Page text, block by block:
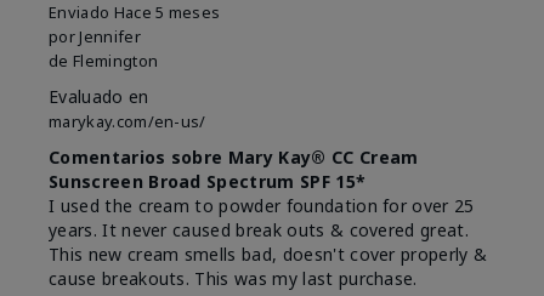
Enviado Hace 5 meses
por Jennifer
de Flemington
Evaluado en
marykay.com/en-us/
Comentarios sobre Mary Kay® CC Cream
Sunscreen Broad Spectrum SPF 15*
I used the cream to powder foundation for over 25
years. It never caused break outs & covered great.
This new cream smells bad, doesn't cover properly &
cause breakouts. This was my last purchase.